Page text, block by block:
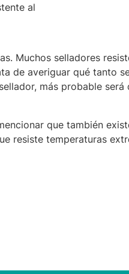
al
Muchos selladores
de averiguar qué tanto
más probable
que también
resiste temperaturas